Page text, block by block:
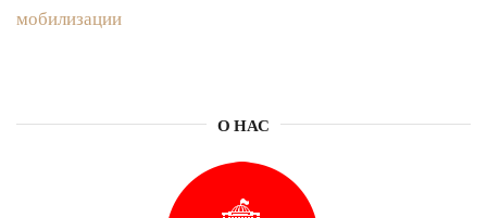
мобилизации
О НАС